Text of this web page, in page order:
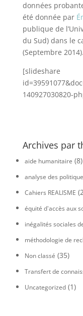
données
été donnée par
publique de
du Sud) dans le
(Septembre 2014).
[slideshare
140927030820-
Archives par
aide humanitaire (8)
analyse des
Cahiers REALISME
équité d'accès aux
inégalités sociales
méthodologie de
Non classé (35)
Transfert de
Uncategorized(1)